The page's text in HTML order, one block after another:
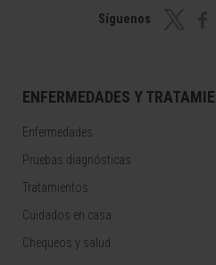
Síguenos
ENFERMEDADES Y
Enfermedades
Pruebas diagnósticas
Tratamientos
Cuidados en casa
Chequeos y salud